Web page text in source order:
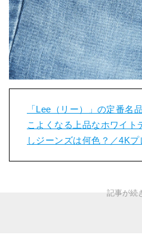
「Lee（リー）」の定番名
こよくなる上品なホワイト
しジーンズは何色？／4Kプ